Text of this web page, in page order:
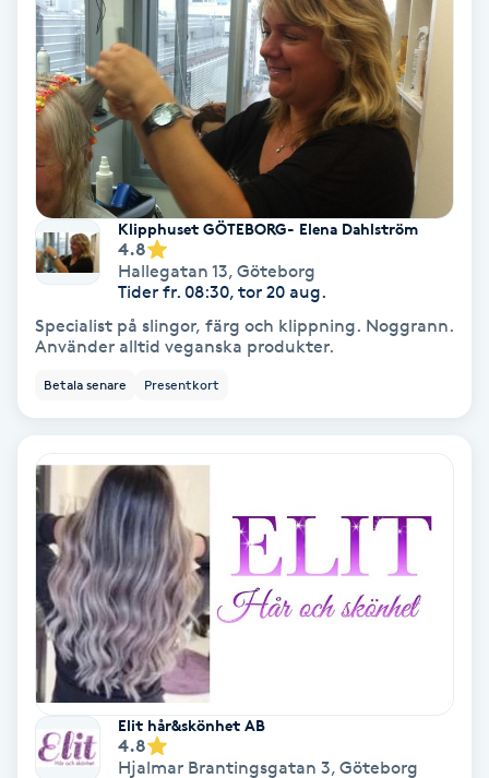
Gellack med förstärkning
Gravidmassage
Gravidyoga
Gruppträning
Gua Sha-massage
Hatha Yoga
Healing
Herrklippning
HIFU
Hollywood Peel
Hot Stone Massage
Hot yoga
Klipphuset GÖTEBORG- Elena Dahlström
4.8
Hallegatan 13, Göteborg
Tider fr. 08:30, tor 20 aug.
Specialist på slingor, färg och klippning. Noggrann.
Använder alltid veganska produkter.
Betala senare Presentkort
Elit hår&skönhet AB
4.8
Hjalmar Brantingsgatan 3, Göteborg